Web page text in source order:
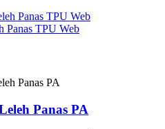
Panas TPU Web
Panas PA